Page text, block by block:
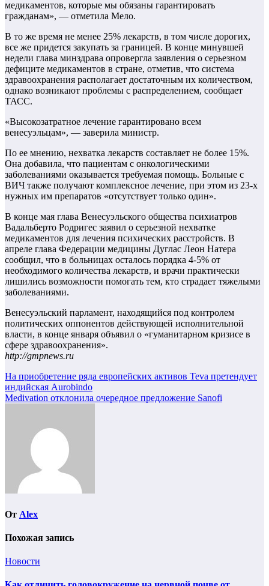
медикаментов, которые мы обязаны гарантировать
гражданам», — отметила Мело.
В то же время не менее 25% лекарств, в том числе дорогих,
все же придется закупать за границей. В конце минувшей
недели глава минздрава опровергла заявления о серьезном
дефиците медикаментов в стране, отметив, что система
здравоохранения располагает достаточным их количеством,
однако возникают проблемы с распределением, сообщает
ТАСС.
«Высокозатратное лечение гарантировано всем
венесуэльцам», — заверила министр.
По ее мнению, нехватка лекарств составляет не более 15%.
Она добавила, что пациентам с онкологическими
заболеваниями оказывается требуемая помощь. Больные с
ВИЧ также получают комплексное лечение, при этом из 23-х
нужных им препаратов «отсутствует только один».
В конце мая глава Венесуэльского общества психиатров
Вадальберто Родригес заявил о серьезной нехватке
медикаментов для лечения психических расстройств. В
апреле глава Федерации медицины Дуглас Леон Натера
сообщил, что в больницах осталось порядка 4-5% от
необходимого количества лекарств, и врачи практически
лишились возможности помогать тем, кто страдает тяжелыми
заболеваниями.
Венесуэльский парламент, находящийся под контролем
политических оппонентов действующей исполнительной
власти, в конце января объявил о «гуманитарном кризисе в
сфере здравоохранения».
http://gmpnews.ru
Навигация
по
На приобретение ряда европейских активов Teva претендует
индийская Aurobindo
Medivation отклонила очередное предложение Sanofi
От Alex
Похожая запись
Новости